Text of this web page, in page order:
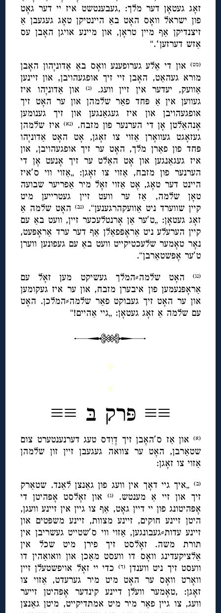
זאָג געטאָן דער מלך: ,געבענטשט איז יי דער גאָט
פון ישראל וואָס האָט באַ היינטיקן טאָג געגעבן אַ
זיצנדיקן אַף מיין טראָן, און מיינע אויגן האָבן עס
אַזש דערזעןʻ.“
(מט) און די אַלע גערופענע וואָס באַ אַדוניָהון האָבן
מורא געהאַט, האָבן זיי זיך אופגעהויבן, און זיינען
אַוועק, יעדער אין זיין וועג.(נ)
און אַדוניָהו איז
געווען אין אַ פּחד פאַר שלמהן און ער האָט זיך
אופגעהויבן און איז געגאַנגען און זיך גענומען
אָנהאַלטן אָן די הערנער פון מזבח.
(נא)איז שלמהן
געזאָגט געוואָרן אַזוי צו זאָגן, אָט האָט אַדוניָהו
פּחד פון פאַרן מלך, האָט ער זיך אופגעהויבן, און
איז געגאַנגען און אָט האַלט ער זיך אָנעט אָן די
הערנער פון מזבח, אַזוי צו זאָגן: „אַזוי ווי ס′איז
היינט דער טאָג, אָט אַזוי זאָל מיר אַפריער שבועה
טאָן שלמה, אַז ער וועט זיין געטרייען מיט
קיין שווערד ניט אַוועקהרגענען“.
(נב)האָט שלמה אַ
זאָג געטאָן: „ט′ער אַן אָרנטלעכער זיין, וועט באַ עם
קיין הערעלע ניט אַראָפּפאַלן אַף דער ערד אַראָפּעט,
נאָר טאָמער שלעכטיקייט וועט באַ עם געפונען ווערן
ט′ער אָפּשטאַרבן“.
(נג)
האָט שלמה⸗המלך געשיקט מען זאָל עם
אַראָפּנעמען פון איבערן מזבח, און ער איז געקומען
און ער האָט זיך געבוקט פאַר שלמה⸗המלכן. האָט
עם שלמה אַ זאָג געטאָן: „גיי אַהיים!“
◊
◊
≡≡ פּרק בּ ≡≡
(א) און אַז ס′האָבן זיך דָוִדס טעג דערנענטערט צום
שטאַרבן, האָט ער צוואה געגעבן זיין זון שלמהן
אַזוי צו זאָגן:
(ב) „איך גיי דאָך אין וועג פון גאַנצן לאַנד. שטאַרק
זיך און זיי אַ מענטש.
(ג)און זאָלסט אָפּהיטן די
אָפּהיטונג פון יי דיין גאָט, אַף צו גיין אין זיינע וועגן,
היטן זיינע חוקים, זיינע מצוות, זיינע משפּטים און
זיינע עדות⸗געבונגען, אַזוי ווי ס′שטייט געשריבן אין
תורת משה. זאָלסט זיך פירן מיט שכל אין
אַלציקעדינג וואָס דו וועסט מאַכן און וואואַהין דו
וועסט זיך ניט ווענדן(ד)
כדי יי זאָל אויפשטעלן זיין
וואָרט וואָס ער האָט מיט מיר גערעדט, אַזוי צו
זאָגן: ,טאָמער וועלן דיינע קינדער אָפּהיטן זייער
וועג, צו גיין פאַר מיר מיט אמתדיקייט, מיטן גאַנצן